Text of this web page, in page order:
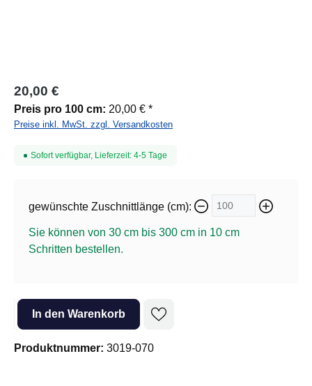
20,00 €
Preis pro 100 cm: 20,00 € *
Preise inkl. MwSt. zzgl. Versandkosten
Sofort verfügbar, Lieferzeit: 4-5 Tage
gewünschte Zuschnittlänge (cm):
Sie können von 30 cm bis 300 cm in 10 cm
Schritten bestellen.
Produkt Anzahl: Gib den gewünschten Wert ein oder benutze die
In den Warenkorb
Produktnummer: 3019-070